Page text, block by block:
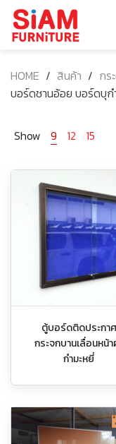
HOME / สินค้า / กร
บอร์ดชานอ้อย บอร์ดบุก
Show 9 12 15
ตู้บอร์ดติดประกาศ
กระจกบานเลื่อนหน้า
กำมะหยี่